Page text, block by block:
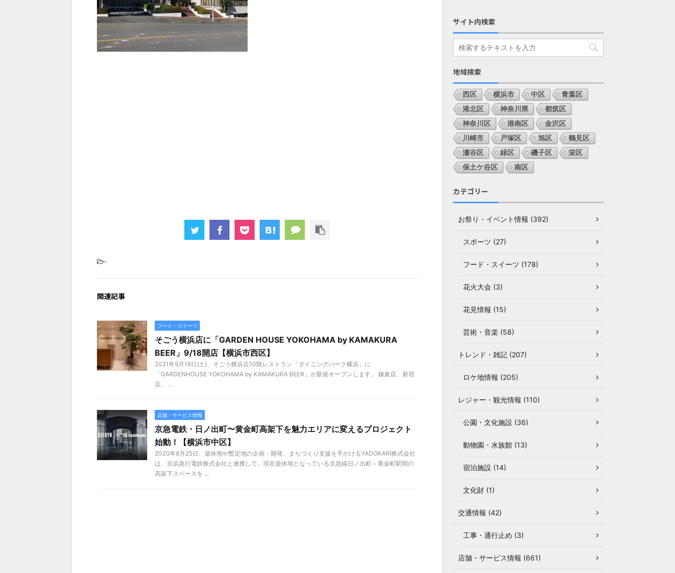
-
関連記事
フード・スイーツ
そごう横浜店に「GARDEN HOUSE YOKOHAMA by KAMAKURA
BEER」9/18開店【横浜市西区】
2021年9月18日(土)、そごう横浜店10階レストラン「ダイニングパーク横浜」に
「GARDENHOUSE YOKOHAMA by KAMAKURA BEER」が新規オープンします。 鎌倉店、新宿
店、 ...
店舗・サービス情報
京急電鉄・日ノ出町〜黄金町高架下を魅力エリアに変えるプロジェクト
始動！【横浜市中区】
2020年8月25日、遊休地や暫定地の企画・開発、まちづくり支援を手がけるYADOKARI株式会社
は、京浜急行電鉄株式会社と連携して、現在遊休地となっている京急線日ノ出町～黄金町駅間の
高架下スペースを ...
サイト内検索
地域検索
西区 横浜市 中区
青葉区
港北区
神奈川県
都筑区
神奈川区
港南区
金沢区
川崎市
戸塚区 旭区
鶴見区
瀬谷区
緑区 磯子区
栄区
保土ケ谷区
南区
カテゴリー
お祭り・イベント情報 (392)
スポーツ (27)
フード・スイーツ (178)
花火大会 (3)
花見情報 (15)
芸術・音楽 (58)
トレンド・雑記 (207)
ロケ地情報 (205)
レジャー・観光情報 (110)
公園・文化施設 (36)
動物園・水族館 (13)
宿泊施設 (14)
文化財 (1)
交通情報 (42)
工事・通行止め (3)
店舗・サービス情報 (661)